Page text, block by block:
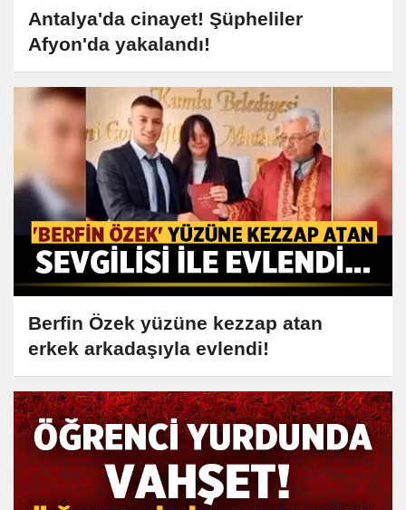
Antalya'da cinayet! Şüpheliler
Afyon'da yakalandı!
Berfin Özek yüzüne kezzap atan
erkek arkadaşıyla evlendi!